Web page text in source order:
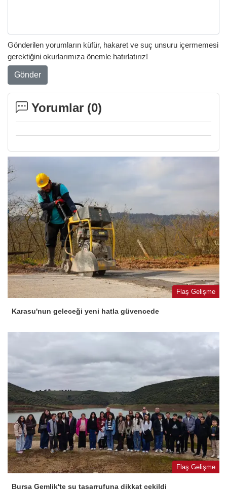
Gönderilen yorumların küfür, hakaret ve suç unsuru içermemesi
gerektiğini okurlarımıza önemle hatırlatırız!
Gönder
Yorumlar (0)
Flaş Gelişme
Karasu'nun geleceği yeni hatla güvencede
Flaş Gelişme
Bursa Gemlik'te su tasarrufuna dikkat çekildi